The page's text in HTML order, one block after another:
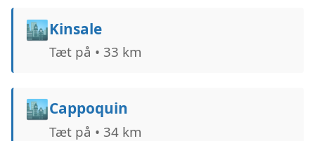
🏙️Kinsale
Tæt på • 33 km
🏙️Cappoquin
Tæt på • 34 km